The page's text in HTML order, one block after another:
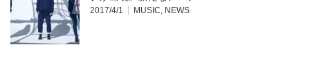
2017/4/1 MUSIC, NEWS